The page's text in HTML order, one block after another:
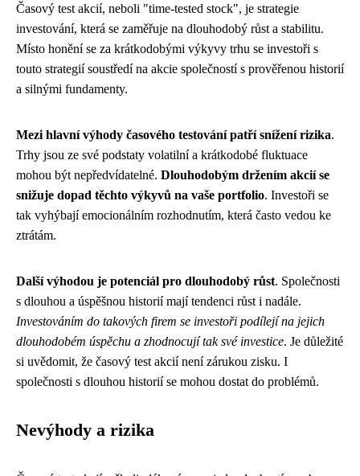
Časový test akcií, neboli "time-tested stock", je strategie
investování, která se zaměřuje na dlouhodobý růst a stabilitu.
Místo honění se za krátkodobými výkyvy trhu se investoři s
touto strategií soustředí na akcie společností s prověřenou historií
a silnými fundamenty.
Mezi hlavní výhody časového testování patří snížení rizika.
Trhy jsou ze své podstaty volatilní a krátkodobé fluktuace
mohou být nepředvídatelné. Dlouhodobým držením akcií se
snižuje dopad těchto výkyvů na vaše portfolio. Investoři se
tak vyhýbají emocionálním rozhodnutím, která často vedou ke
ztrátám.
Další výhodou je potenciál pro dlouhodobý růst. Společnosti
s dlouhou a úspěšnou historií mají tendenci růst i nadále.
Investováním do takových firem se investoři podílejí na jejich
dlouhodobém úspěchu a zhodnocují tak své investice. Je důležité
si uvědomit, že časový test akcií není zárukou zisku. I
společnosti s dlouhou historií se mohou dostat do problémů.
Nevýhody a rizika